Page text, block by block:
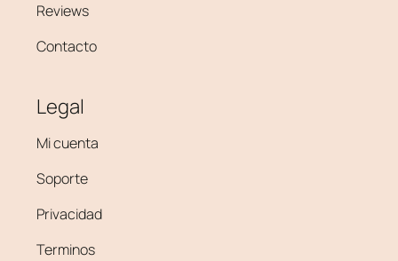
Reviews
Contacto
Legal
Mi cuenta
Soporte
Privacidad
Terminos